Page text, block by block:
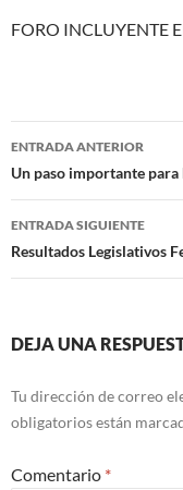
FORO INCLUYENTE
Navegación
de
entradas
ENTRADA ANTERIOR
Un paso importante
ENTRADA SIGUIENTE
Resultados Legislativos
DEJA UNA
Tu dirección de correo
obligatorios están
Comentario *